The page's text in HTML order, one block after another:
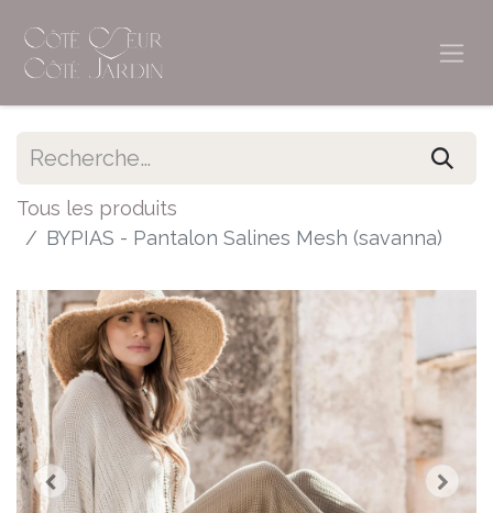
Tous les produits
BYPIAS - Pantalon Salines Mesh (savanna)